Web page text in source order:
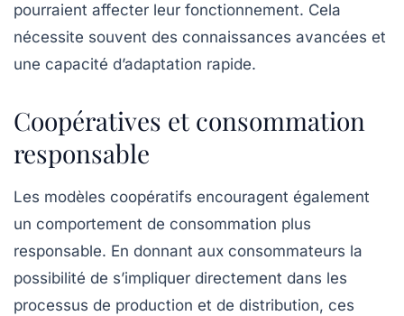
pourraient affecter leur fonctionnement. Cela
nécessite souvent des connaissances avancées et
une capacité d’adaptation rapide.
Coopératives et consommation
responsable
Les modèles coopératifs encouragent également
un comportement de consommation plus
responsable. En donnant aux consommateurs la
possibilité de s’impliquer directement dans les
processus de production et de distribution, ces